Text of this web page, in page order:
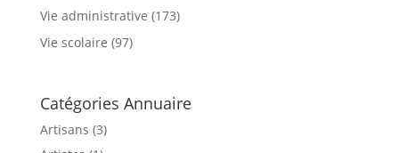
Vie administrative (173)
Vie scolaire (97)
Catégories Annuaire
Artisans (3)